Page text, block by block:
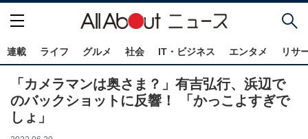
連載 ライフ グルメ 社会 IT・ビジネス エンタメ リサ
「カメラマンは奥さま？」有吉弘行、浜辺で
のバックショットに反響！ 「かっこよすぎで
しょ」